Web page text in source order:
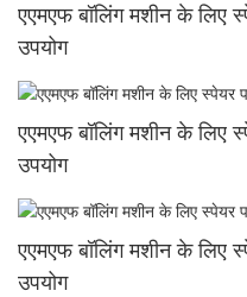
एएमएफ बॉलिंग मशीन के लिए
उपयोग
एएमएफ बॉलिंग मशीन के लिए
उपयोग
एएमएफ बॉलिंग मशीन के लिए
उपयोग